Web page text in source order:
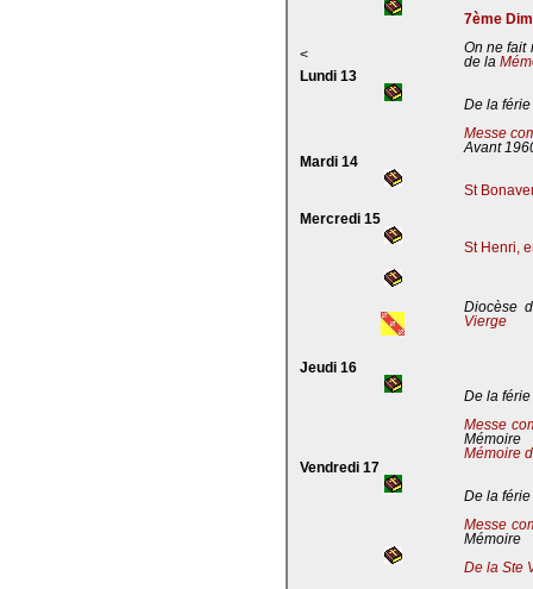
7ème
<
On ne fait
de la
Lundi 13
De la férie
Messe
Avant
Mardi 14
St
Mercredi 15
St Henri,
Diocèse
Vierge
Jeudi 16
De la férie
Messe
Mémoire
Mémoire
Vendredi 17
De la férie
Messe
Mémoire
De la Ste